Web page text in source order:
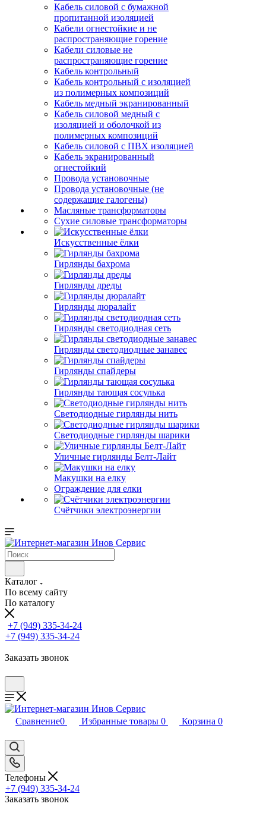
Кабель силовой с бумажной
пропитанной изоляцией
Кабели огнестойкие и не
распространяющие горение
Кабели силовые не
распространяющие горение
Кабель контрольный
Кабель контрольный с изоляцией
из полимерных композиций
Кабель медный экранированный
Кабель силовой медный с
изоляцией и оболочкой из
полимерных композиций
Кабель силовой с ПВХ изоляцией
Кабель экранированный
огнестойкий
Провода установочные
Провода установочные (не
содержащие галогены)
Масляные трансформаторы
Сухие силовые трансформаторы
Искусственные ёлки
Гирлянды бахрома
Гирлянды дреды
Гирлянды дюралайт
Гирлянды светодиодная сеть
Гирлянды светодиодные занавес
Гирлянды спайдеры
Гирлянды тающая сосулька
Светодиодные гирлянды нить
Светодиодные гирлянды шарики
Уличные гирлянды Белт-Лайт
Макушки на елку
Ограждение для елки
Счётчики электроэнергии
Каталог
По всему сайту
По каталогу
+7 (949) 335-34-24
+7 (949) 335-34-24
Заказать звонок
Сравнение0 Избранные товары 0 Корзина 0
Телефоны
+7 (949) 335-34-24
Заказать звонок